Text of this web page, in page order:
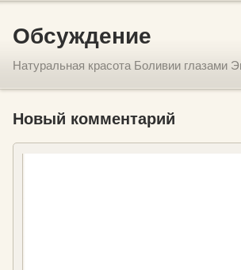
Обсуждение
Натуральная красота Боливии глазами
Новый комментарий